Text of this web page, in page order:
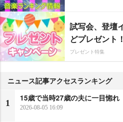
試写会、登壇
どプレゼント！
プレゼント特集
ニュース記事アクセスランキング
1
15歳で当時27歳の夫に一目惚れ
2026-08-05 16:09